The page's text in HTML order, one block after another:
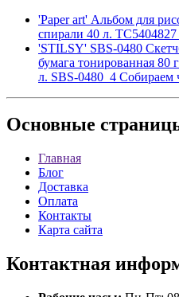
'Paper art' Альбом для
спирали 40 л.
'STILSY' SBS-0480
бумага тонированная 80
л. SBS-0480_4 Собираем
Основные
Главная
Блог
Доставка
Оплата
Контакты
Карта сайта
Контактная